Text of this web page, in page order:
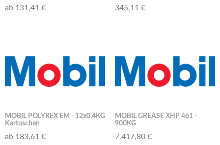
ab 131,41 € 345,11 €
MOBIL POLYREX EM - 12x0,4KG
Kartuschen
ab 183,61 €
MOBIL GREASE XHP 461 -
900KG
7.417,80 €